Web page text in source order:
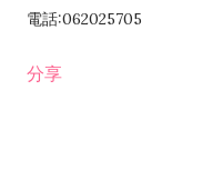
電話:062025705
分享